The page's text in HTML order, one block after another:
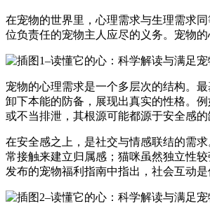
在宠物的世界里，心理需求与生理需求
位负责任的宠物主人应尽的义务。宠物
宠物的心理需求是一个多层次的结构。
卸下本能的防备，展现出真实的性格。
或不当排泄，其根源可能都源于安全感
在安全感之上，是社交与情感联结的需
常接触来建立归属感；猫咪虽然独立性
发布的宠物福利指南中指出，社会互动